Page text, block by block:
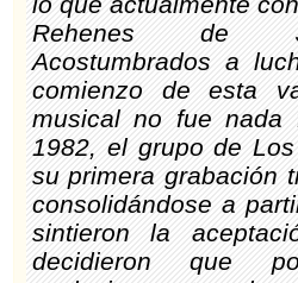
Rehenes de
Acostumbrados a
comienzo de esta
musical no fue nada
1982, el grupo de
su primera grabación
consolidándose a
sintieron la
decidieron que